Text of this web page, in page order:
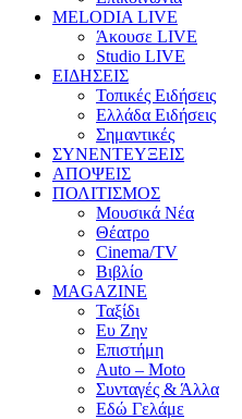
MELODIA LIVE
Άκουσε LIVE
Studio LIVE
ΕΙΔΗΣΕΙΣ
Τοπικές Ειδήσεις
Ελλάδα Ειδήσεις
Σημαντικές
ΣΥΝΕΝΤΕΥΞΕΙΣ
ΑΠΟΨΕΙΣ
ΠΟΛΙΤΙΣΜΟΣ
Μουσικά Νέα
Θέατρο
Cinema/TV
Βιβλίο
MAGAZINE
Ταξίδι
Ευ Ζην
Επιστήμη
Auto – Moto
Συνταγές & Άλλα
Εδώ Γελάμε